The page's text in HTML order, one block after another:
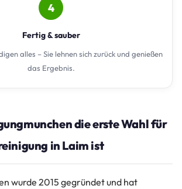
4
Fertig & sauber
alles – Sie lehnen sich zurück und genießen
das Ergebnis.
die erste Wahl für
in Laim ist
wurde 2015 gegründet und hat